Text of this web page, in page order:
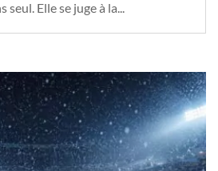
seul. Elle se juge à la...